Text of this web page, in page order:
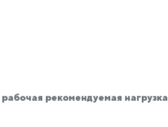
рабочая рекомендуемая нагрузка